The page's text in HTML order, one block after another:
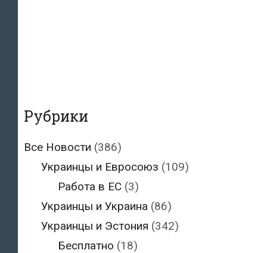
Рубрики
Все Новости (386)
Украинцы и Евросоюз (109)
Работа в ЕС (3)
Украинцы и Украина (86)
Украинцы и Эстония (342)
Бесплатно (18)